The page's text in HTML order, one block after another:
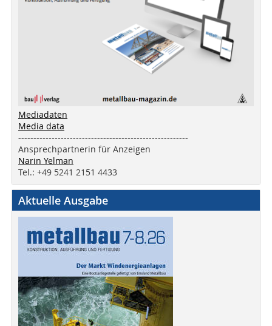
Mediadaten
Media data
--------------------------------------------------------
Ansprechpartnerin für Anzeigen
Narin Yelman
Tel.: +49 5241 2151 4433
Aktuelle Ausgabe